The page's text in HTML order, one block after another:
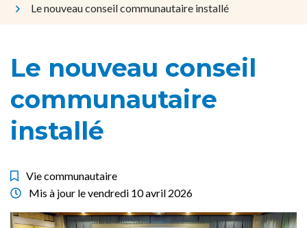
Le nouveau conseil communautaire installé
Le nouveau conseil
communautaire
installé
Vie communautaire
Mis à jour levendredi 10 avril 2026